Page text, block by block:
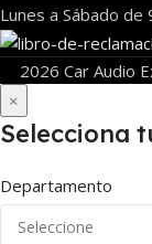
Lunes a Sábado de
2026 Car Audio
×
Selecciona
Departamento